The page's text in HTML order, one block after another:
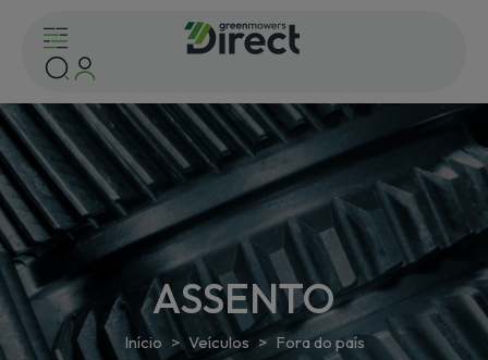
ASSENTO
Início Veículos
Fora do país